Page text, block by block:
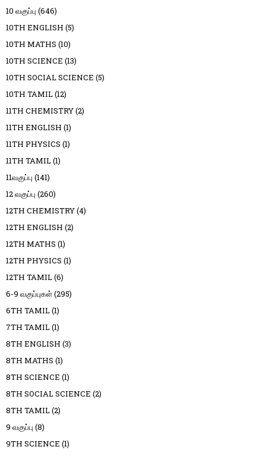
10 வகுப்பு (646)
10TH ENGLISH (5)
10TH MATHS (10)
10TH SCIENCE (13)
10TH SOCIAL SCIENCE (5)
10TH TAMIL(12)
11TH CHEMISTRY(2)
11TH ENGLISH (1)
11TH PHYSICS (1)
11TH TAMIL(1)
11வகுப்பு (141)
12 வகுப்பு (260)
12TH CHEMISTRY(4)
12TH ENGLISH (2)
12TH MATHS (1)
12TH PHYSICS (1)
12TH TAMIL(6)
6-9 வகுப்புகள்(295)
6TH TAMIL(1)
7TH TAMIL(1)
8TH ENGLISH (3)
8TH MATHS (1)
8TH SCIENCE (1)
8TH SOCIAL SCIENCE (2)
8TH TAMIL(2)
9 வகுப்பு (8)
9TH SCIENCE (1)